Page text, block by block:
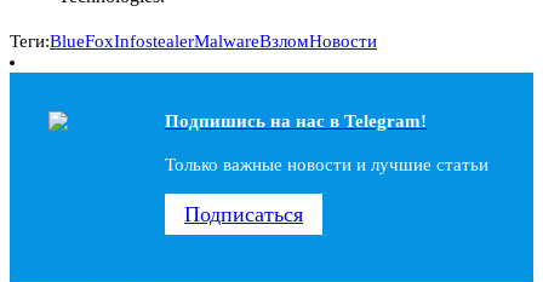
Теги:BlueFoxInfostealerMalwareВзломНовости
Подпишись на наc в Telegram!
Только важные новости и лучшие статьи
Подписаться